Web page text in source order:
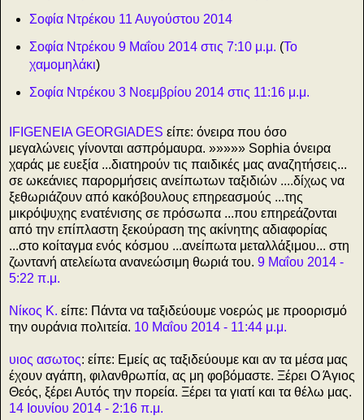
Σοφία Ντρέκου 11 Αυγούστου 2014
Σοφία Ντρέκου 9 Μαΐου 2014 στις 7:10 μ.μ. (To
χαμομηλάκι)
Σοφία Ντρέκου 3 Νοεμβρίου 2014 στις 11:16 μ.μ.
IFIGENEIA GEORGIADES είπε: όνειρα που όσο
μεγαλώνεις γίνονται ασπρόμαυρα. »»»»» Sophia όνειρα
χαράς με ευεξία ...διατηρούν τις παιδικές μας αναζητήσεις...
σε ωκεάνιες παρορμήσεις ανείπωτων ταξιδιών ....δίχως να
ξεθωριάζουν από κακόβουλους επηρεασμούς ...της
μικρόψυχης ενατένισης σε πρόσωπα ...που επηρεάζονται
από την επίπλαστη ξεκούραση της ακίνητης αδιαφορίας
...στο κοίταγμα ενός κόσμου ...ανείπωτα μεταλλάξιμου... στη
ζωντανή ατελείωτα ανανεώσιμη θωριά του. 9 Μαΐου 2014 -
5:22 π.μ.
Νίκος Κ. είπε: Πάντα να ταξιδεύουμε νοερώς με προορισμό
την ουράνια πολιτεία. 10 Μαΐου 2014 - 11:44 μ.μ.
υιος ασωτος: είπε: Εμείς ας ταξιδεύουμε και αν τα μέσα μας
έχουν αγάπη, φιλανθρωπία, ας μη φοβόμαστε. Ξέρει Ο Άγιος
Θεός, ξέρει Αυτός την πορεία. Ξέρει τα γιατί και τα θέλω μας.
14 Ιουνίου 2014 - 2:16 π.μ.